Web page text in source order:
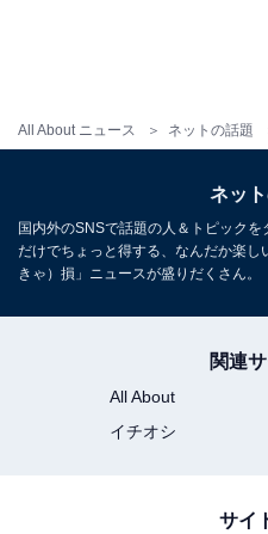
All About ニュース ネットの話題
ネッ
国内外のSNSで話題の人＆トピック
だけでちょっと得する、なんだか楽
きゃ）損」ニュースが盛りだくさん。
関連
All About
イチオシ
サイ